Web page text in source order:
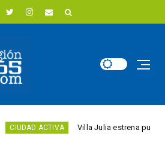
ACTIVA Villa Julia estrena puente y